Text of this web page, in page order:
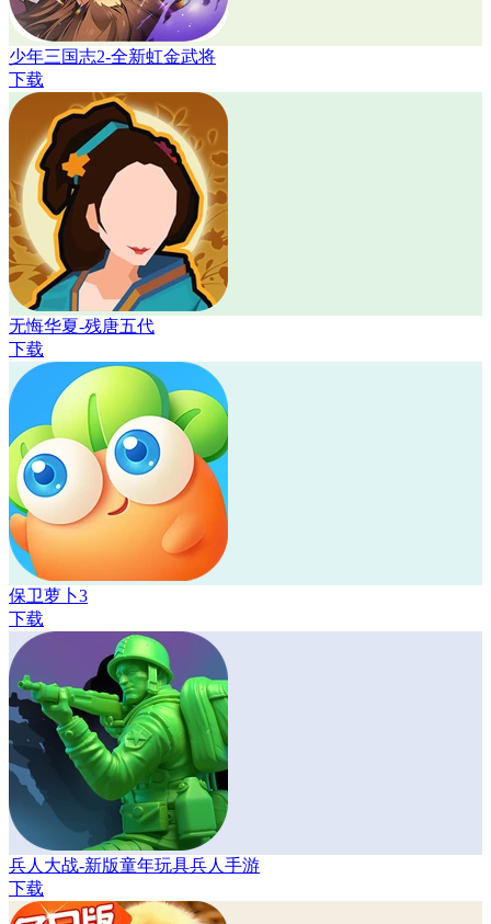
少年三国志2-全新虹金武将
下载
无悔华夏-残唐五代
下载
保卫萝卜3
下载
兵人大战-新版童年玩具兵人手游
下载